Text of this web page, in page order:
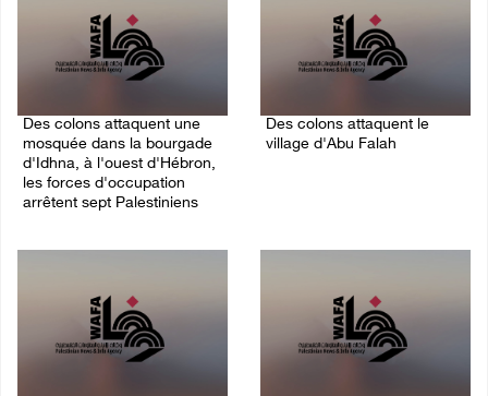
Des colons attaquent une
mosquée dans la bourgade
d'Idhna, à l'ouest d'Hébron,
les forces d'occupation
arrêtent sept Palestiniens
Des colons attaquent le
village d'Abu Falah